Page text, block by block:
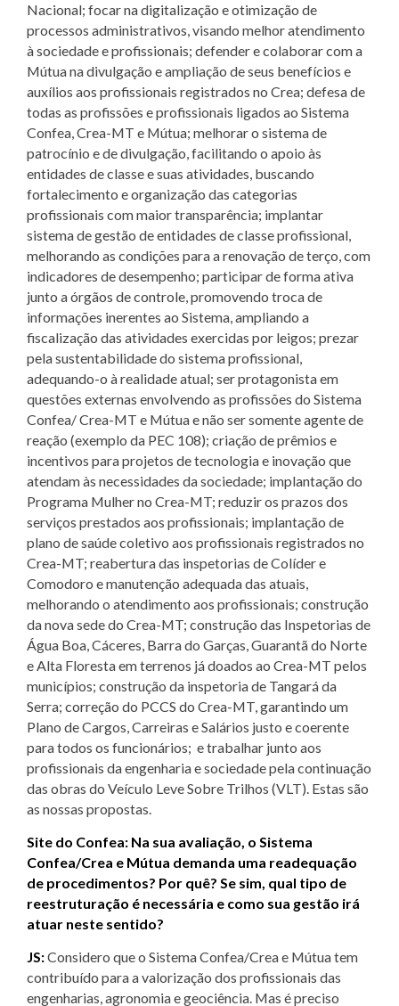
Nacional; focar na digitalização e otimização de
processos administrativos, visando melhor atendimento
à sociedade e profissionais; defender e colaborar com a
Mútua na divulgação e ampliação de seus benefícios e
auxílios aos profissionais registrados no Crea; defesa de
todas as profissões e profissionais ligados ao Sistema
Confea, Crea-MT e Mútua; melhorar o sistema de
patrocínio e de divulgação, facilitando o apoio às
entidades de classe e suas atividades, buscando
fortalecimento e organização das categorias
profissionais com maior transparência; implantar
sistema de gestão de entidades de classe profissional,
melhorando as condições para a renovação de terço, com
indicadores de desempenho; participar de forma ativa
junto a órgãos de controle, promovendo troca de
informações inerentes ao Sistema, ampliando a
fiscalização das atividades exercidas por leigos; prezar
pela sustentabilidade do sistema profissional,
adequando-o à realidade atual; ser protagonista em
questões externas envolvendo as profissões do Sistema
Confea/ Crea-MT e Mútua e não ser somente agente de
reação (exemplo da PEC 108); criação de prêmios e
incentivos para projetos de tecnologia e inovação que
atendam às necessidades da sociedade; implantação do
Programa Mulher no Crea-MT; reduzir os prazos dos
serviços prestados aos profissionais; implantação de
plano de saúde coletivo aos profissionais registrados no
Crea-MT; reabertura das inspetorias de Colíder e
Comodoro e manutenção adequada das atuais,
melhorando o atendimento aos profissionais; construção
da nova sede do Crea-MT; construção das Inspetorias de
Água Boa, Cáceres, Barra do Garças, Guarantã do Norte
e Alta Floresta em terrenos já doados ao Crea-MT pelos
municípios; construção da inspetoria de Tangará da
Serra; correção do PCCS do Crea-MT, garantindo um
Plano de Cargos, Carreiras e Salários justo e coerente
para todos os funcionários; e trabalhar junto aos
profissionais da engenharia e sociedade pela continuação
das obras do Veículo Leve Sobre Trilhos (VLT). Estas são
as nossas propostas.
Site do Confea: Na sua avaliação, o Sistema
Confea/Crea e Mútua demanda uma readequação
de procedimentos? Por quê? Se sim, qual tipo de
reestruturação é necessária e como sua gestão irá
atuar neste sentido?
JS:Considero que o Sistema Confea/Crea e Mútua tem
contribuído para a valorização dos profissionais das
engenharias, agronomia e geociência. Mas é preciso